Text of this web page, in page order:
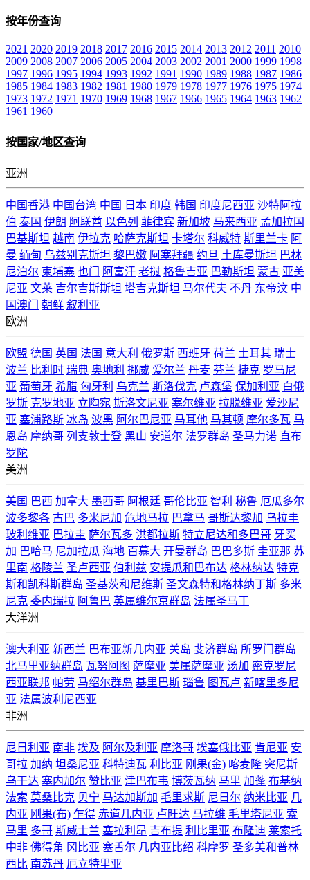
按年份查询
2021 2020 2019 2018 2017 2016 2015 2014 2013 2012 2011 2010
2009 2008 2007 2006 2005 2004 2003 2002 2001 2000 1999 1998
1997 1996 1995 1994 1993 1992 1991 1990 1989 1988 1987 1986
1985 1984 1983 1982 1981 1980 1979 1978 1977 1976 1975 1974
1973 1972 1971 1970 1969 1968 1967 1966 1965 1964 1963 1962
1961 1960
按国家/地区查询
亚洲
中国香港 中国台湾 中国 日本 印度 韩国 印度尼西亚 沙特阿拉
伯 泰国 伊朗 阿联酋 以色列 菲律宾 新加坡 马来西亚 孟加拉国
巴基斯坦 越南 伊拉克 哈萨克斯坦 卡塔尔 科威特 斯里兰卡 阿
曼 缅甸 乌兹别克斯坦 黎巴嫩 阿塞拜疆 约旦 土库曼斯坦 巴林
尼泊尔 柬埔寨 也门 阿富汗 老挝 格鲁吉亚 巴勒斯坦 蒙古 亚美
尼亚 文莱 吉尔吉斯斯坦 塔吉克斯坦 马尔代夫 不丹 东帝汶 中
国澳门
朝鲜 叙利亚
欧洲
欧盟 德国 英国 法国 意大利 俄罗斯 西班牙 荷兰 土耳其 瑞士
波兰 比利时 瑞典 奥地利 挪威 爱尔兰 丹麦 芬兰 捷克 罗马尼
亚 葡萄牙 希腊 匈牙利 乌克兰 斯洛伐克 卢森堡 保加利亚 白俄
罗斯 克罗地亚 立陶宛 斯洛文尼亚 塞尔维亚 拉脱维亚 爱沙尼
亚 塞浦路斯 冰岛 波黑 阿尔巴尼亚 马耳他 马其顿 摩尔多瓦 马
恩岛 摩纳哥 列支敦士登 黑山 安道尔 法罗群岛 圣马力诺 直布
罗陀
美洲
美国 巴西 加拿大 墨西哥 阿根廷 哥伦比亚 智利 秘鲁 厄瓜多尔
波多黎各 古巴 多米尼加 危地马拉 巴拿马 哥斯达黎加 乌拉圭
玻利维亚 巴拉圭 萨尔瓦多 洪都拉斯 特立尼达和多巴哥 牙买
加 巴哈马 尼加拉瓜 海地 百慕大 开曼群岛 巴巴多斯 圭亚那 苏
里南 格陵兰 圣卢西亚 伯利兹 安提瓜和巴布达 格林纳达 特克
斯和凯科斯群岛 圣基茨和尼维斯 圣文森特和格林纳丁斯 多米
尼克 委内瑞拉 阿鲁巴 英属维尔京群岛 法属圣马丁
大洋洲
澳大利亚 新西兰 巴布亚新几内亚 关岛 斐济群岛 所罗门群岛
北马里亚纳群岛 瓦努阿图 萨摩亚 美属萨摩亚 汤加 密克罗尼
西亚联邦 帕劳 马绍尔群岛 基里巴斯 瑙鲁 图瓦卢 新喀里多尼
亚 法属波利尼西亚
非洲
尼日利亚 南非 埃及 阿尔及利亚 摩洛哥 埃塞俄比亚 肯尼亚 安
哥拉 加纳 坦桑尼亚 科特迪瓦 利比亚 刚果(金) 喀麦隆 突尼斯
乌干达 塞内加尔 赞比亚 津巴布韦 博茨瓦纳 马里 加蓬 布基纳
法索 莫桑比克 贝宁 马达加斯加 毛里求斯 尼日尔 纳米比亚 几
内亚 刚果(布) 乍得 赤道几内亚 卢旺达 马拉维 毛里塔尼亚 索
马里 多哥 斯威士兰 塞拉利昂 吉布提 利比里亚 布隆迪 莱索托
中非 佛得角 冈比亚 塞舌尔 几内亚比绍 科摩罗 圣多美和普林
西比 南苏丹 厄立特里亚